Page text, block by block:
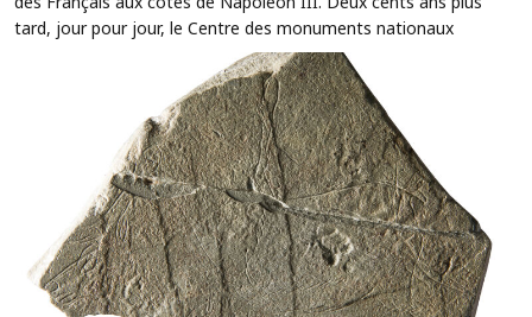
tard, jour pour jour, le Centre des monuments nationaux